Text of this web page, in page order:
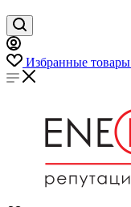
Избранные товары